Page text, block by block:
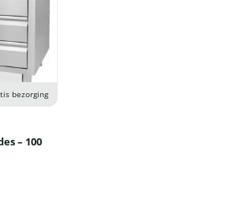
bezorging
– 100